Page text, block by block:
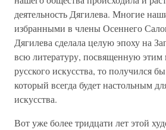
деятельность Дягилева. Многие
избранными в члены Осеннего
Дягилева сделала целую эпоху на
всю литературу, посвященную этим
русского искусства, то получился
который всегда будет настольным
искусства.
Вот уже более тридцати лет этой